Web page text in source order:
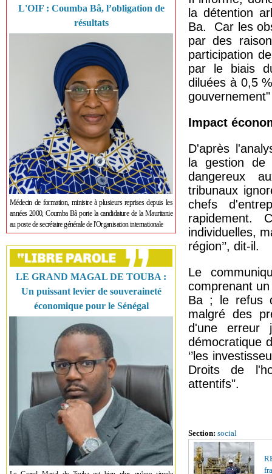
L'OIF : Coumba Bâ, l’obligation de
résultats
Médecin de formation, ministre à plusieurs reprises depuis les
années 2000, Coumba Bâ porte la candidature de la Mauritanie
au poste de secrétaire générale de l'Organisation internationale
LE GRAND MAGAL DE TOUBA :
Un puissant levier de souveraineté
économique pour le Sénégal
la détention
Ba. Car les
par des
participation
par le biais
diluées à 0,5
Impact
D'après
la gestion
dangereux
tribunaux
chefs
rapidement.
individuelles,
région’’, dit-il.
Le
comprenant
Ba ; le refus
malgré des
d'une erreur
démocratique
‘’les
Droits de
attentifs".
Section: social